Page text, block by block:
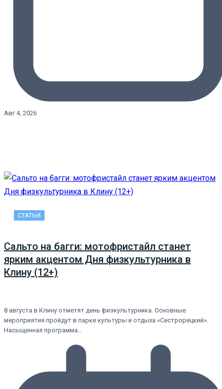
Авг 4, 2026
СТАТЬИ
Сальто на багги: мотофристайл станет
ярким акцентом Дня физкультурника в
Клину (12+)
8 августа в Клину отметят день физкультурника. Основные
мероприятия пройдут в парке культуры и отдыха «Сестрорецкий».
Насыщенная программа…